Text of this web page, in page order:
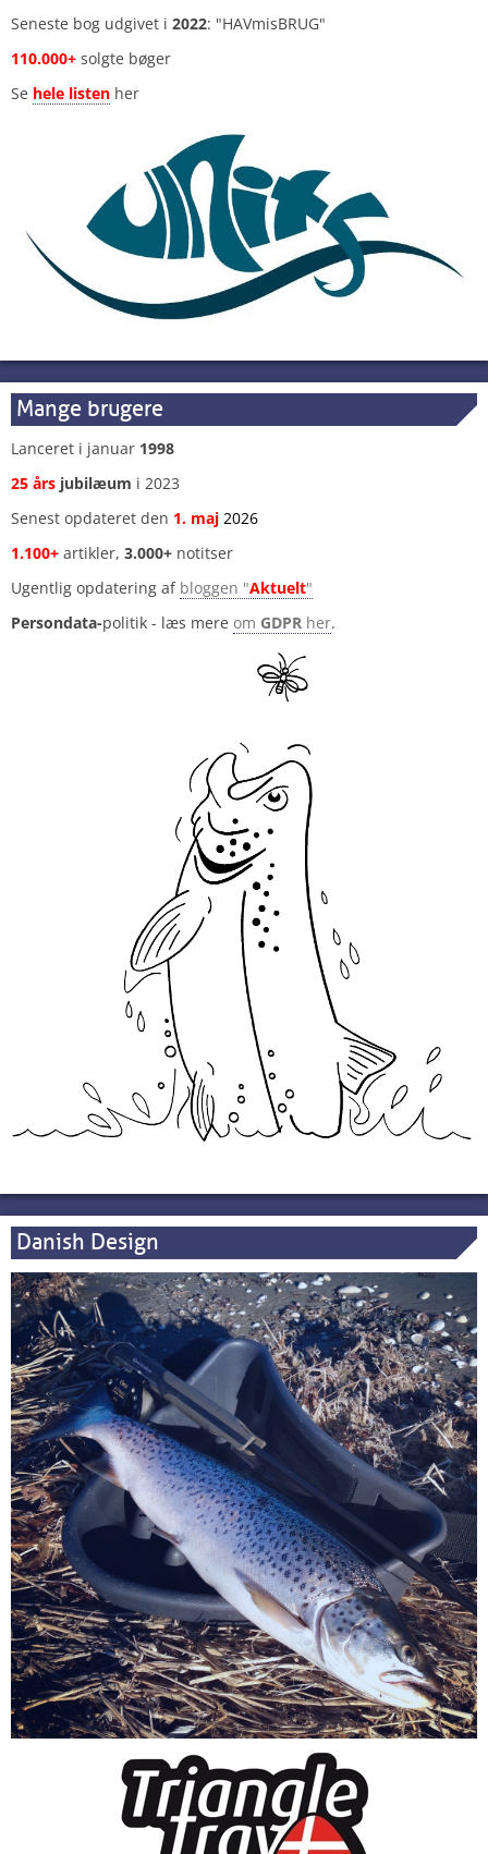
Seneste bog udgivet i 2022: "HAVmisBRUG"
110.000+ solgte bøger
Se hele listen her
Mange brugere
Lanceret i januar 1998
25 års jubilæum i 2023
Senest opdateret den 1. maj 2026
1.100+ artikler, 3.000+ notitser
Ugentlig opdatering af bloggen "Aktuelt"
Persondata-politik - læs mere om GDPR her.
Danish Design